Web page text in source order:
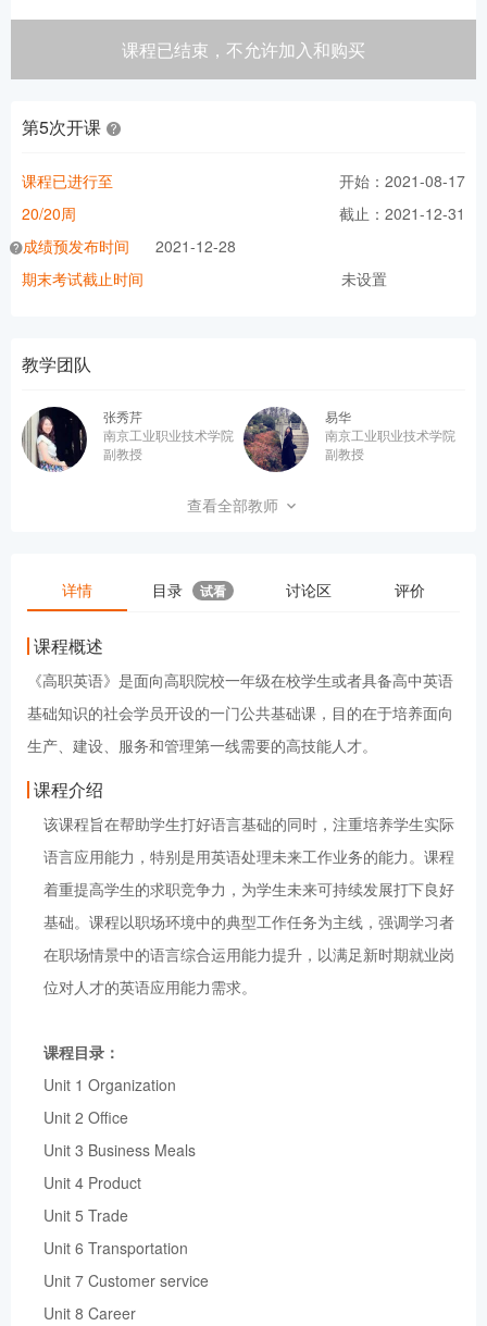
课程已结束，不允许加入和购买
第5次开课
开始：2021-08-17
截止：2021-12-31
课程已进行至
20/20周
成绩预发布时间
2021-12-28
期末考试截止时间
未设置
教学团队
张秀芹
南京工业职业技术学院
副教授
易华
南京工业职业技术学院
副教授
南京工业职业技术学院
南京工业职业技术学院
副教授
南京工业职业技术学院
南京工业职业技术学院
南京工业职业技术学院
查看全部教师
详情 目录 试看 讨论区 评价
课程概述
《高职英语》是面向高职院校一年级在校学生或者具备高中英语
基础知识的社会学员开设的一门公共基础课，目的在于培养面向
生产、建设、服务和管理第一线需要的高技能人才。
课程介绍
该课程旨在帮助学生打好语言基础的同时，注重培养学生实际
语言应用能力，特别是用英语处理未来工作业务的能力。课程
着重提高学生的求职竞争力，为学生未来可持续发展打下良好
基础。课程以职场环境中的典型工作任务为主线，强调学习者
在职场情景中的语言综合运用能力提升，以满足新时期就业岗
位对人才的英语应用能力需求。
课程目录：
Unit 1 Organization
Unit 2 Office
Unit 3 Business Meals
Unit 4 Product
Unit 5 Trade
Unit 6 Transportation
Unit 7 Customer service
Unit 8 Career